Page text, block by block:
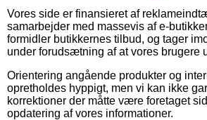
Vores side er finansieret af
samarbejder med massevis af e-
formidler butikkernes tilbud, og tager
under forudsætning af at vores brugere
Orientering angående produkter og
opretholdes hyppigt, men vi kan ikke
korrektioner der måtte være foretaget
opdatering af vores informationer.